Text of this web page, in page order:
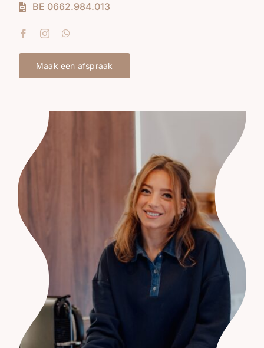
BE 0662.984.013
Maak een afspraak